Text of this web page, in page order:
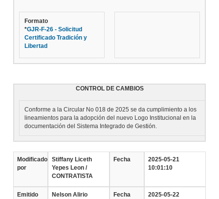
Formato
*GJR-F-26 - Solicitud
Certificado Tradición y
Libertad
CONTROL DE CAMBIOS
Conforme a la Circular No 018 de 2025 se da cumplimiento a los
lineamientos para la adopción del nuevo Logo Institucional en la
documentación del Sistema Integrado de Gestión.
Modificado
por
Stiffany Liceth
Yepes Leon /
CONTRATISTA
Fecha
2025-05-21
10:01:10
Emitido
Nelson Alirio
Fecha
2025-05-22